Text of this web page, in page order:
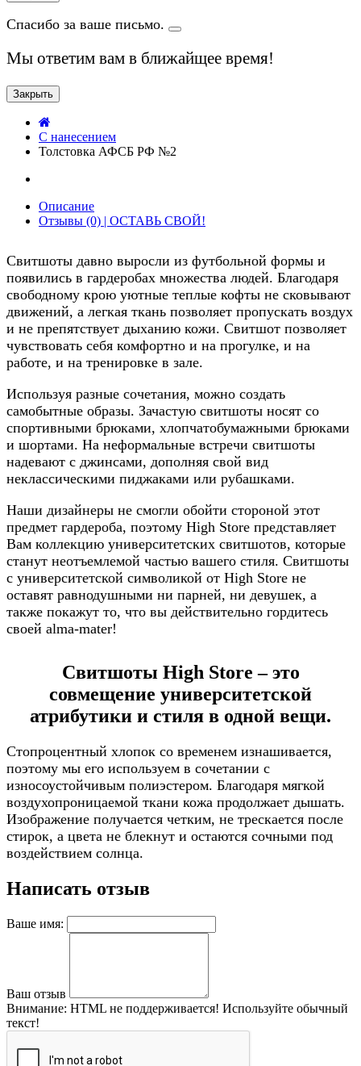
Спасибо за ваше письмо.
Мы ответим вам в ближайщее время!
Закрыть
C нанесением
Толстовка АФСБ РФ №2
Описание
Отзывы (0) | ОСТАВЬ СВОЙ!
Свитшоты давно выросли из футбольной формы и
появились в гардеробах множества людей. Благодаря
свободному крою уютные теплые кофты не сковывают
движений, а легкая ткань позволяет пропускать воздух
и не препятствует дыханию кожи. Свитшот позволяет
чувствовать себя комфортно и на прогулке, и на
работе, и на тренировке в зале.
Используя разные сочетания, можно создать
самобытные образы. Зачастую свитшоты носят со
спортивными брюками, хлопчатобумажными брюками
и шортами. На неформальные встречи свитшоты
надевают с джинсами, дополняя свой вид
неклассическими пиджаками или рубашками.
Наши дизайнеры не смогли обойти стороной этот
предмет гардероба, поэтому High Store представляет
Вам коллекцию университетских свитшотов, которые
станут неотъемлемой частью вашего стиля. Свитшоты
с университетской символикой от High Store не
оставят равнодушными ни парней, ни девушек, а
также покажут то, что вы действительно гордитесь
своей alma-mater!
Свитшоты High Store – это
совмещение университетской
атрибутики и стиля в одной вещи.
Стопроцентный хлопок со временем изнашивается,
поэтому мы его используем в сочетании с
износоустойчивым полиэстером. Благодаря мягкой
воздухопроницаемой ткани кожа продолжает дышать.
Изображение получается четким, не трескается после
стирок, а цвета не блекнут и остаются сочными под
воздействием солнца.
Написать отзыв
Ваше имя:
Ваш отзыв
Внимание: HTML не поддерживается! Используйте обычный
текст!